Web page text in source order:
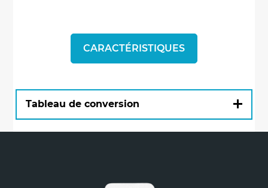
CARACTÉRISTIQUES
Tableau de conversion